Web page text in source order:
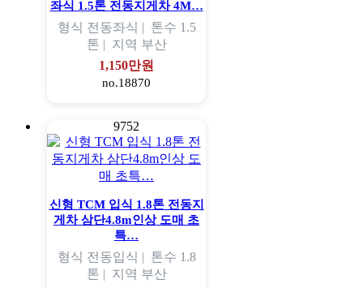
좌식 1.5톤 전동지게차 4M…
형식 전동좌식 | 톤수 1.5
톤 | 지역 부산
1,150만원
no.18870
9752
신형 TCM 입식 1.8톤 전동지
게차 삼단4.8m인상 도매 초
특…
형식 전동입식 | 톤수 1.8
톤 | 지역 부산